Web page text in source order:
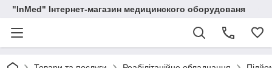
"InMed" Інтернет-магазин медицинского оборудованя